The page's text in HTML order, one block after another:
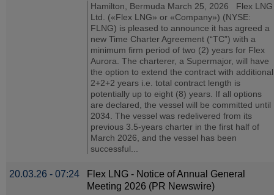
Hamilton, Bermuda March 25, 2026 Flex LNG
Ltd. («Flex LNG» or «Company») (NYSE:
FLNG) is pleased to announce it has agreed a
new Time Charter Agreement (“TC”) with a
minimum firm period of two (2) years for Flex
Aurora. The charterer, a Supermajor, will have
the option to extend the contract with additional
2+2+2 years i.e. total contract length is
potentially up to eight (8) years. If all options
are declared, the vessel will be committed until
2034. The vessel was redelivered from its
previous 3.5-years charter in the first half of
March 2026, and the vessel has been
successful...
20.03.26 - 07:24
Flex LNG - Notice of Annual General
Meeting 2026 (PR Newswire)